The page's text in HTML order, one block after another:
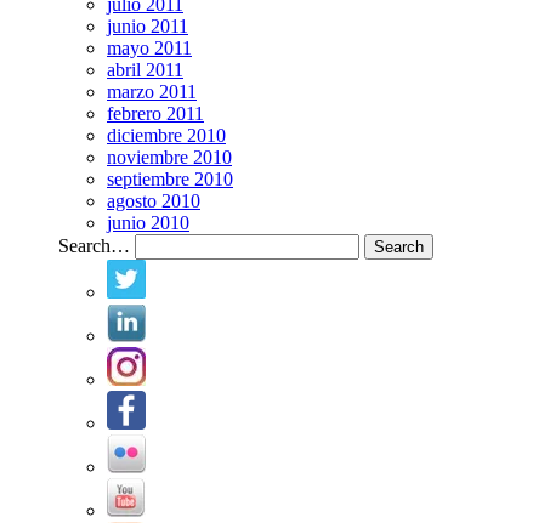
julio 2011
junio 2011
mayo 2011
abril 2011
marzo 2011
febrero 2011
diciembre 2010
noviembre 2010
septiembre 2010
agosto 2010
junio 2010
Search…